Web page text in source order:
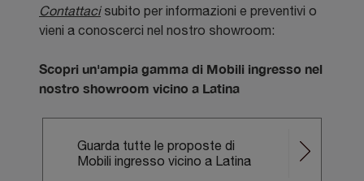
Contattacisubito per informazioni e preventivi o
vieni a conoscerci nel nostro showroom:
Scopri un'ampia gamma di Mobili ingresso nel
nostro showroom vicino a Latina
Guarda tutte le proposte di
Mobili ingresso vicino a Latina